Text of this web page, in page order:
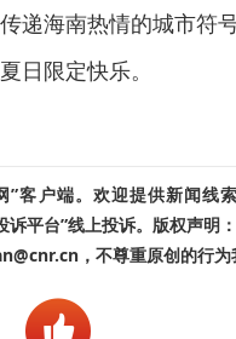
递海南热情的城市符
日限定快乐。
客户端。欢迎提供新闻线
平台”线上投诉。版权声明
，不尊重原创的行为